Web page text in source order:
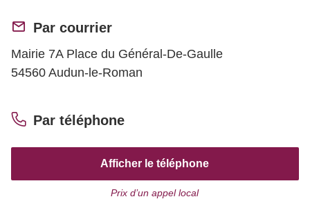
Par courrier
Mairie 7A Place du Général-De-Gaulle
54560 Audun-le-Roman
Par téléphone
Afficher le téléphone
Prix d’un appel local